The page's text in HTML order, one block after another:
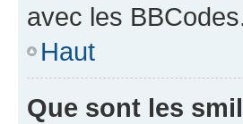
avec les
Haut
Que sont les